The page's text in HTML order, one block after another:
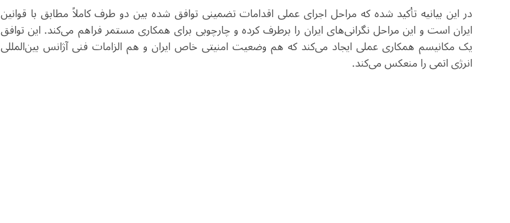
در این بیانیه تأکید شده که مراحل اجرای عملی اقدامات تضمینی توافق شده بین دو طرف کاملاً مطابق با قوانین
ایران است و این مراحل نگرانی‌های ایران را برطرف کرده و چارچوبی برای همکاری مستمر فراهم می‌کند. این توافق
یک مکانیسم همکاری عملی ایجاد می‌کند که هم وضعیت امنیتی خاص ایران و هم الزامات فنی آژانس بین‌المللی
انرژی اتمی را منعکس می‌کند.